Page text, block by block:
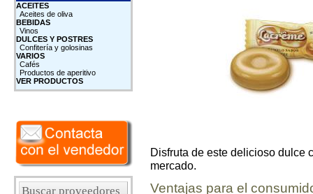
ACEITES
Aceites de oliva
BEBIDAS
Vinos
DULCES Y POSTRES
Confitería y golosinas
VARIOS
Cafés
Productos de aperitivo
VER PRODUCTOS
Buscar proveedores
Disfruta de este delicioso dulce
mercado.
Ventajas para el